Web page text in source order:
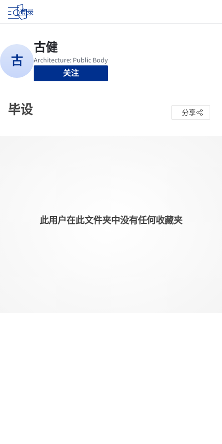
登录
关注
毕设 分享
此用户在此文件夹中没有任何收藏夹